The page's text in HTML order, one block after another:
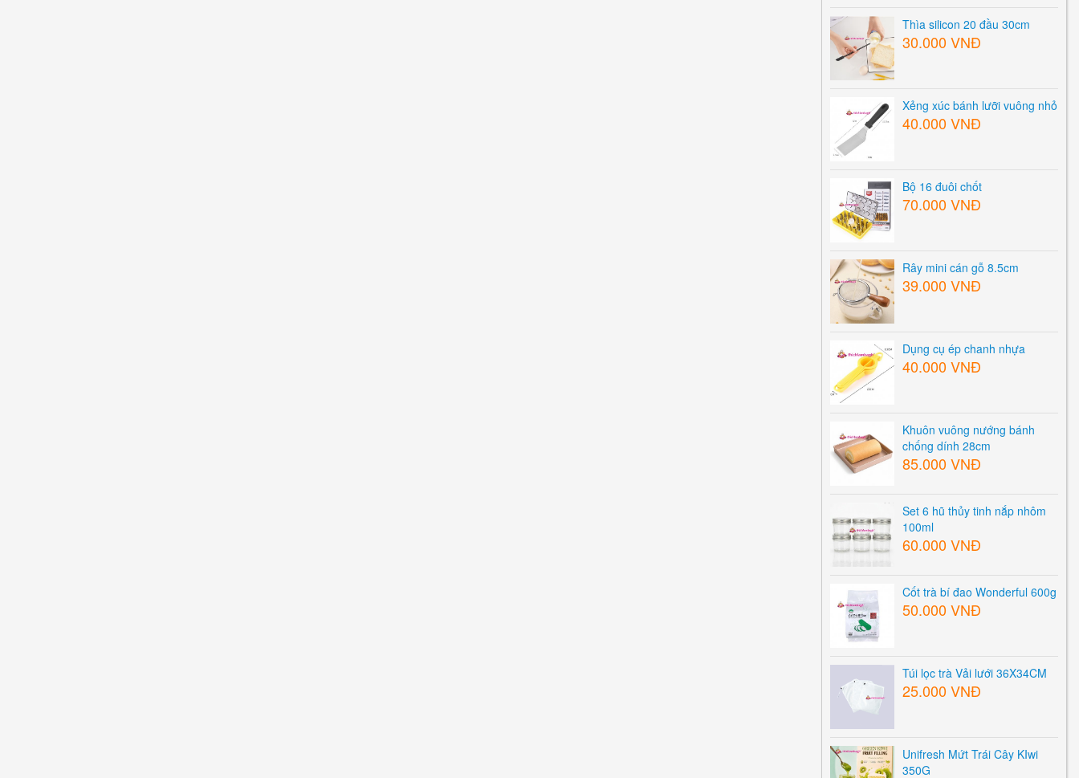
Thìa silicon 20 đầu 30cm
30.000 VNĐ
Xẻng xúc bánh lưỡi vuông nhỏ
40.000 VNĐ
Bộ 16 đuôi chốt
70.000 VNĐ
Rây mini cán gỗ 8.5cm
39.000 VNĐ
Dụng cụ ép chanh nhựa
40.000 VNĐ
Khuôn vuông nướng bánh
chống dính 28cm
85.000 VNĐ
Set 6 hũ thủy tinh nắp nhôm
100ml
60.000 VNĐ
Cốt trà bí đao Wonderful 600g
50.000 VNĐ
Túi lọc trà Vải lưới 36X34CM
25.000 VNĐ
Unifresh Mứt Trái Cây KIwi
350G